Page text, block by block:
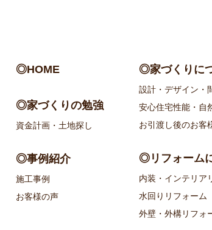
◎HOME
◎家づくりの勉強
資金計画・土地探し
◎事例紹介
施工事例
お客様の声
◎家づくりに
設計・デザイン・
安心住宅性能・自
お引渡し後のお客
◎リフォーム
内装・インテリア
水回りリフォーム
外壁・外構リフォ